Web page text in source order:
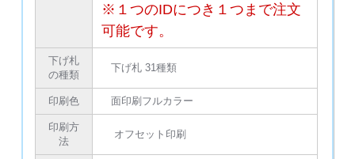
※１つのIDにつき１つまで注文
可能です。
下げ札
の種類
下げ札 31種類
印刷色 面印刷フルカラー
印刷方
法
オフセット印刷